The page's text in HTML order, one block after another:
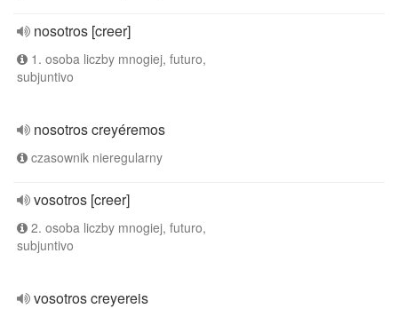
nosotros [creer]
1. osoba liczby mnogiej, futuro,
subjuntivo
nosotros creyéremos
czasownik nieregularny
vosotros [creer]
2. osoba liczby mnogiej, futuro,
subjuntivo
vosotros creyereis